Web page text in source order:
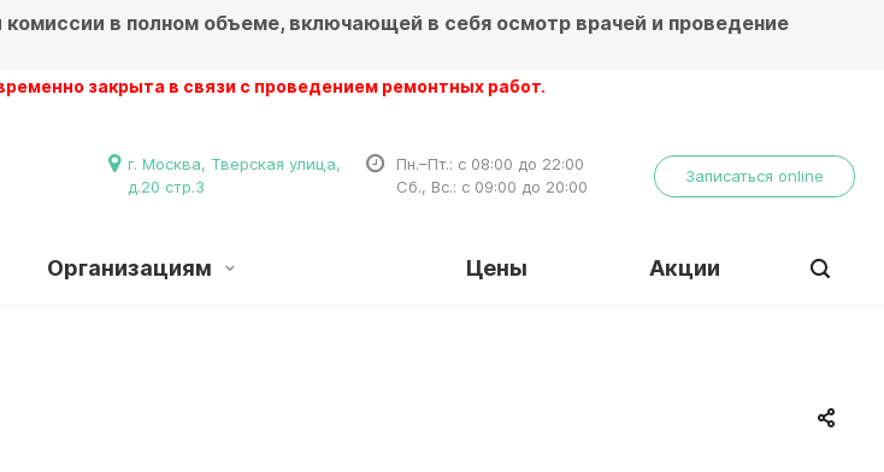
в полном объеме, включающей в себя осмотр врачей и проведение
в связи с проведением ремонтных работ.
Пн.–Пт.: с 08:00 до 22:00
Сб., Вс.: с 09:00 до 20:00
Записаться online
г. Москва, Тверская улица,
д.20 стр.3
Организациям Цены Акции